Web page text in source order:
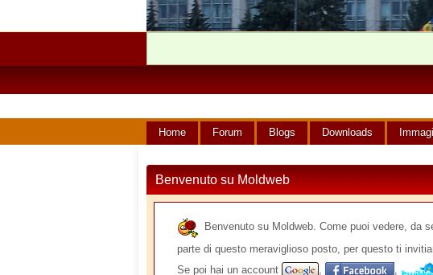
Home Forum Blogs Downloads
Benvenuto su Moldweb
Benvenuto su Moldweb. Come puoi vedere, da
parte di questo meraviglioso posto, per questo ti
Se poi hai un account
, ,